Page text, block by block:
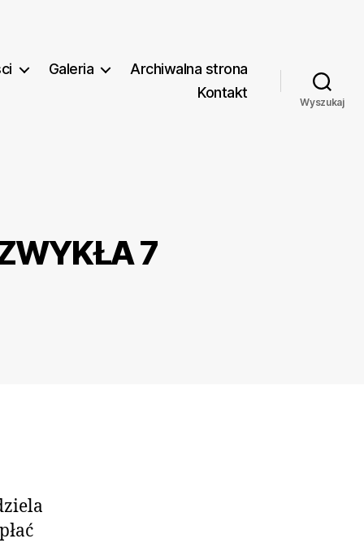
Galeria
Archiwalna strona
Kontakt
Wyszukaj
7